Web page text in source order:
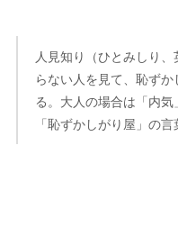
人見知り（ひとみしり
らない人を見て、恥ず
る。大人の場合は「内
「恥ずかしがり屋」の